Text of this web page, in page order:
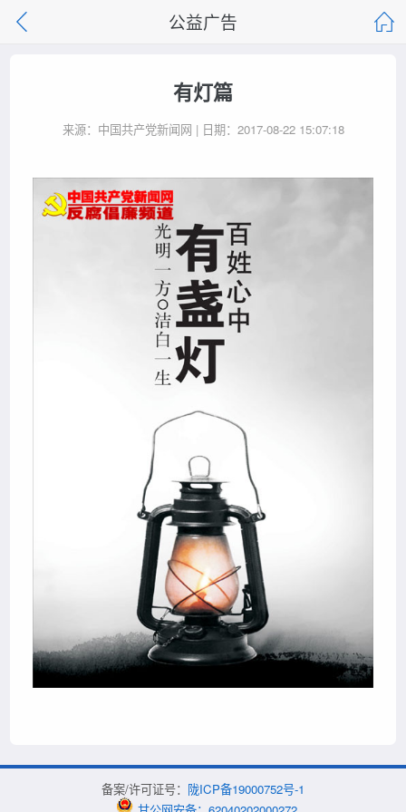
公益广告
有灯篇
来源：中国共产党新闻网 | 日期：2017-08-22 15:07:18
备案/许可证号： 陇ICP备19000752号-1